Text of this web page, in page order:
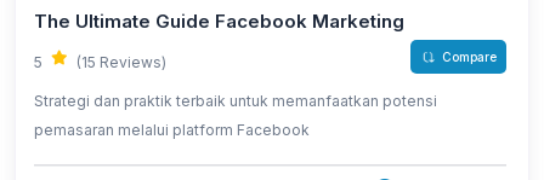
The Ultimate Guide Facebook Marketing
5 (15 Reviews) Compare
Strategi dan praktik terbaik untuk memanfaatkan potensi
pemasaran melalui platform Facebook